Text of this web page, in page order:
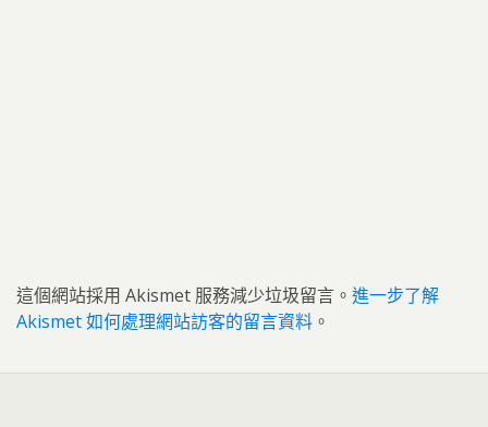
這個網站採用 Akismet 服務減少垃圾留言。 進一步了解
Akismet 如何處理網站訪客的留言資料 。